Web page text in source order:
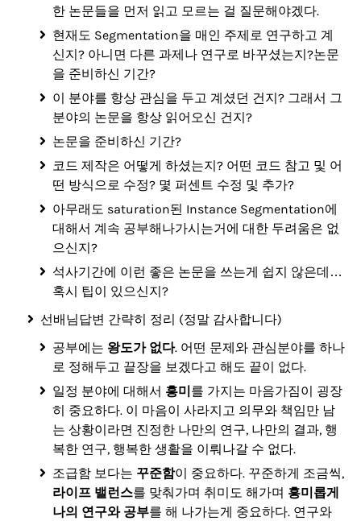
한 논문들을 먼저 읽고 모르는 걸 질문해야겠다.
현재도 Segmentation을 매인 주제로 연구하고 계
신지? 아니면 다른 과제나 연구로 바꾸셨는지?논문
을 준비하신 기간?
이 분야를 항상 관심을 두고 계셨던 건지? 그래서 그
분야의 논문을 항상 읽어오신 건지?
논문을 준비하신 기간?
코드 제작은 어떻게 하셨는지? 어떤 코드 참고 및 어
떤 방식으로 수정? 몇 퍼센트 수정 및 추가?
아무래도 saturation된 Instance Segmentation에
대해서 계속 공부해나가시는거에 대한 두려움은 없
으신지?
석사기간에 이런 좋은 논문을 쓰는게 쉽지 않은데…
혹시 팁이 있으신지?
선배님답변 간략히 정리 (정말 감사합니다)
공부에는 왕도가 없다. 어떤 문제와 관심분야를 하나
로 정해두고 끝장을 보겠다고 해도 끝이 없다.
일정 분야에 대해서 흥미를 가지는 마음가짐이 굉장
히 중요하다. 이 마음이 사라지고 의무와 책임만 남
는 상황이라면 진정한 나만의 연구, 나만의 결과, 행
복한 연구, 행복한 생활을 이뤄나갈 수 없다.
조급함 보다는 꾸준함이 중요하다. 꾸준하게 조금씩,
라이프 밸런스를 맞춰가며 취미도 해가며 흥미롭게
나의 연구와 공부를 해 나가는게 중요하다. 연구와